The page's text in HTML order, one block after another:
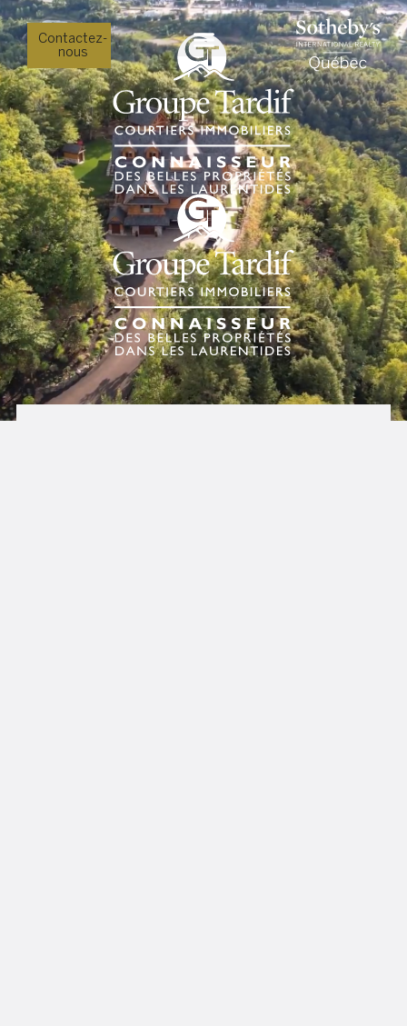
Contactez-
nous